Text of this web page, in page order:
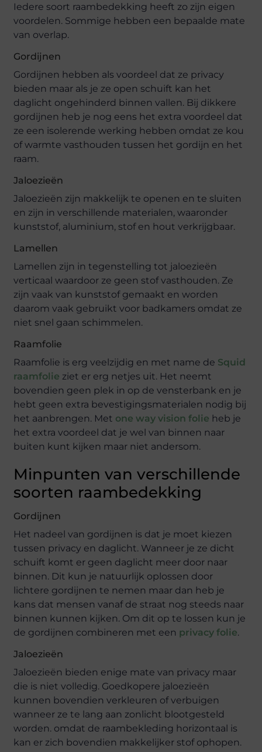
Iedere soort raambedekking heeft zo zijn eigen
voordelen. Sommige hebben een bepaalde mate
van overlap.
Gordijnen
Gordijnen hebben als voordeel dat ze privacy
bieden maar als je ze open schuift kan het
daglicht ongehinderd binnen vallen. Bij dikkere
gordijnen heb je nog eens het extra voordeel dat
ze een isolerende werking hebben omdat ze kou
of warmte vasthouden tussen het gordijn en het
raam.
Jaloezieën
Jaloezieën zijn makkelijk te openen en te sluiten
en zijn in verschillende materialen, waaronder
kunststof, aluminium, stof en hout verkrijgbaar.
Lamellen
Lamellen zijn in tegenstelling tot jaloezieën
verticaal waardoor ze geen stof vasthouden. Ze
zijn vaak van kunststof gemaakt en worden
daarom vaak gebruikt voor badkamers omdat ze
niet snel gaan schimmelen.
Raamfolie
Raamfolie is erg veelzijdig en met name de Squid
raamfolie ziet er erg netjes uit. Het neemt
bovendien geen plek in op de vensterbank en je
hebt geen extra bevestigingsmaterialen nodig bij
het aanbrengen. Met one way vision folie heb je
het extra voordeel dat je wel van binnen naar
buiten kunt kijken maar niet andersom.
Minpunten van verschillende
soorten raambedekking
Gordijnen
Het nadeel van gordijnen is dat je moet kiezen
tussen privacy en daglicht. Wanneer je ze dicht
schuift komt er geen daglicht meer door naar
binnen. Dit kun je natuurlijk oplossen door
lichtere gordijnen te nemen maar dan heb je
kans dat mensen vanaf de straat nog steeds naar
binnen kunnen kijken. Om dit op te lossen kun je
de gordijnen combineren met een privacy folie.
Jaloezieën
Jaloezieën bieden enige mate van privacy maar
die is niet volledig. Goedkopere jaloezieën
kunnen bovendien verkleuren of verbuigen
wanneer ze te lang aan zonlicht blootgesteld
worden. omdat de raambekleding horizontaal is
kan er zich bovendien makkelijker stof ophopen.